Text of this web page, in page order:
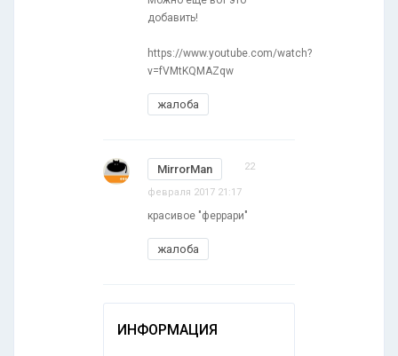
добавить!
https://www.youtube.com/watch?
v=fVMtKQMAZqw
жалоба
MirrorMan 22
февраля 2017 21:17
красивое "феррари"
жалоба
ИНФОРМАЦИЯ